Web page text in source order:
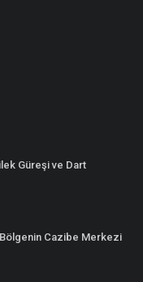
Güreşi ve Dart
Cazibe Merkezi